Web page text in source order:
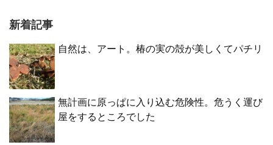
新着記事
自然は、アート。椿の実の殻が美しくてパチリ
無計画に原っぱに入り込む危険性。危うく運び
屋をするところでした